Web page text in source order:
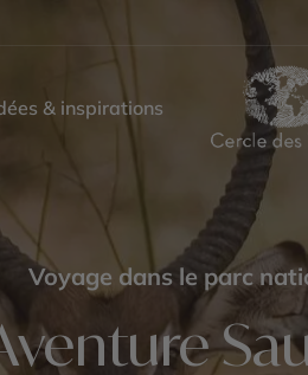
& inspirations
Voyage dans le parc